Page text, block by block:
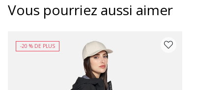
Vous pourriez aussi aimer
-20 % DE PLUS